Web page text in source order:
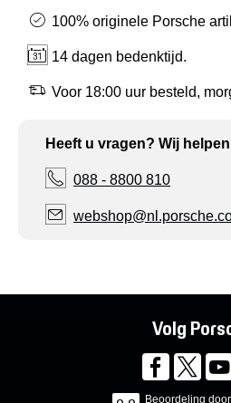
100% originele Porsche
14 dagen bedenktijd.
Voor 18:00 uur besteld,
Heeft u vragen? Wij
088 - 8800 810
Volg
Beoordeling